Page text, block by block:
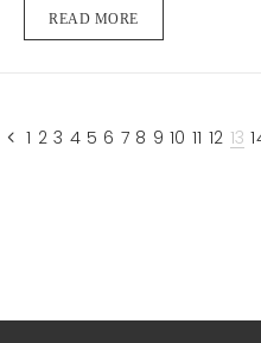
READ MORE
1 2 3 4 5 6 7 8 9 10 11 12 13